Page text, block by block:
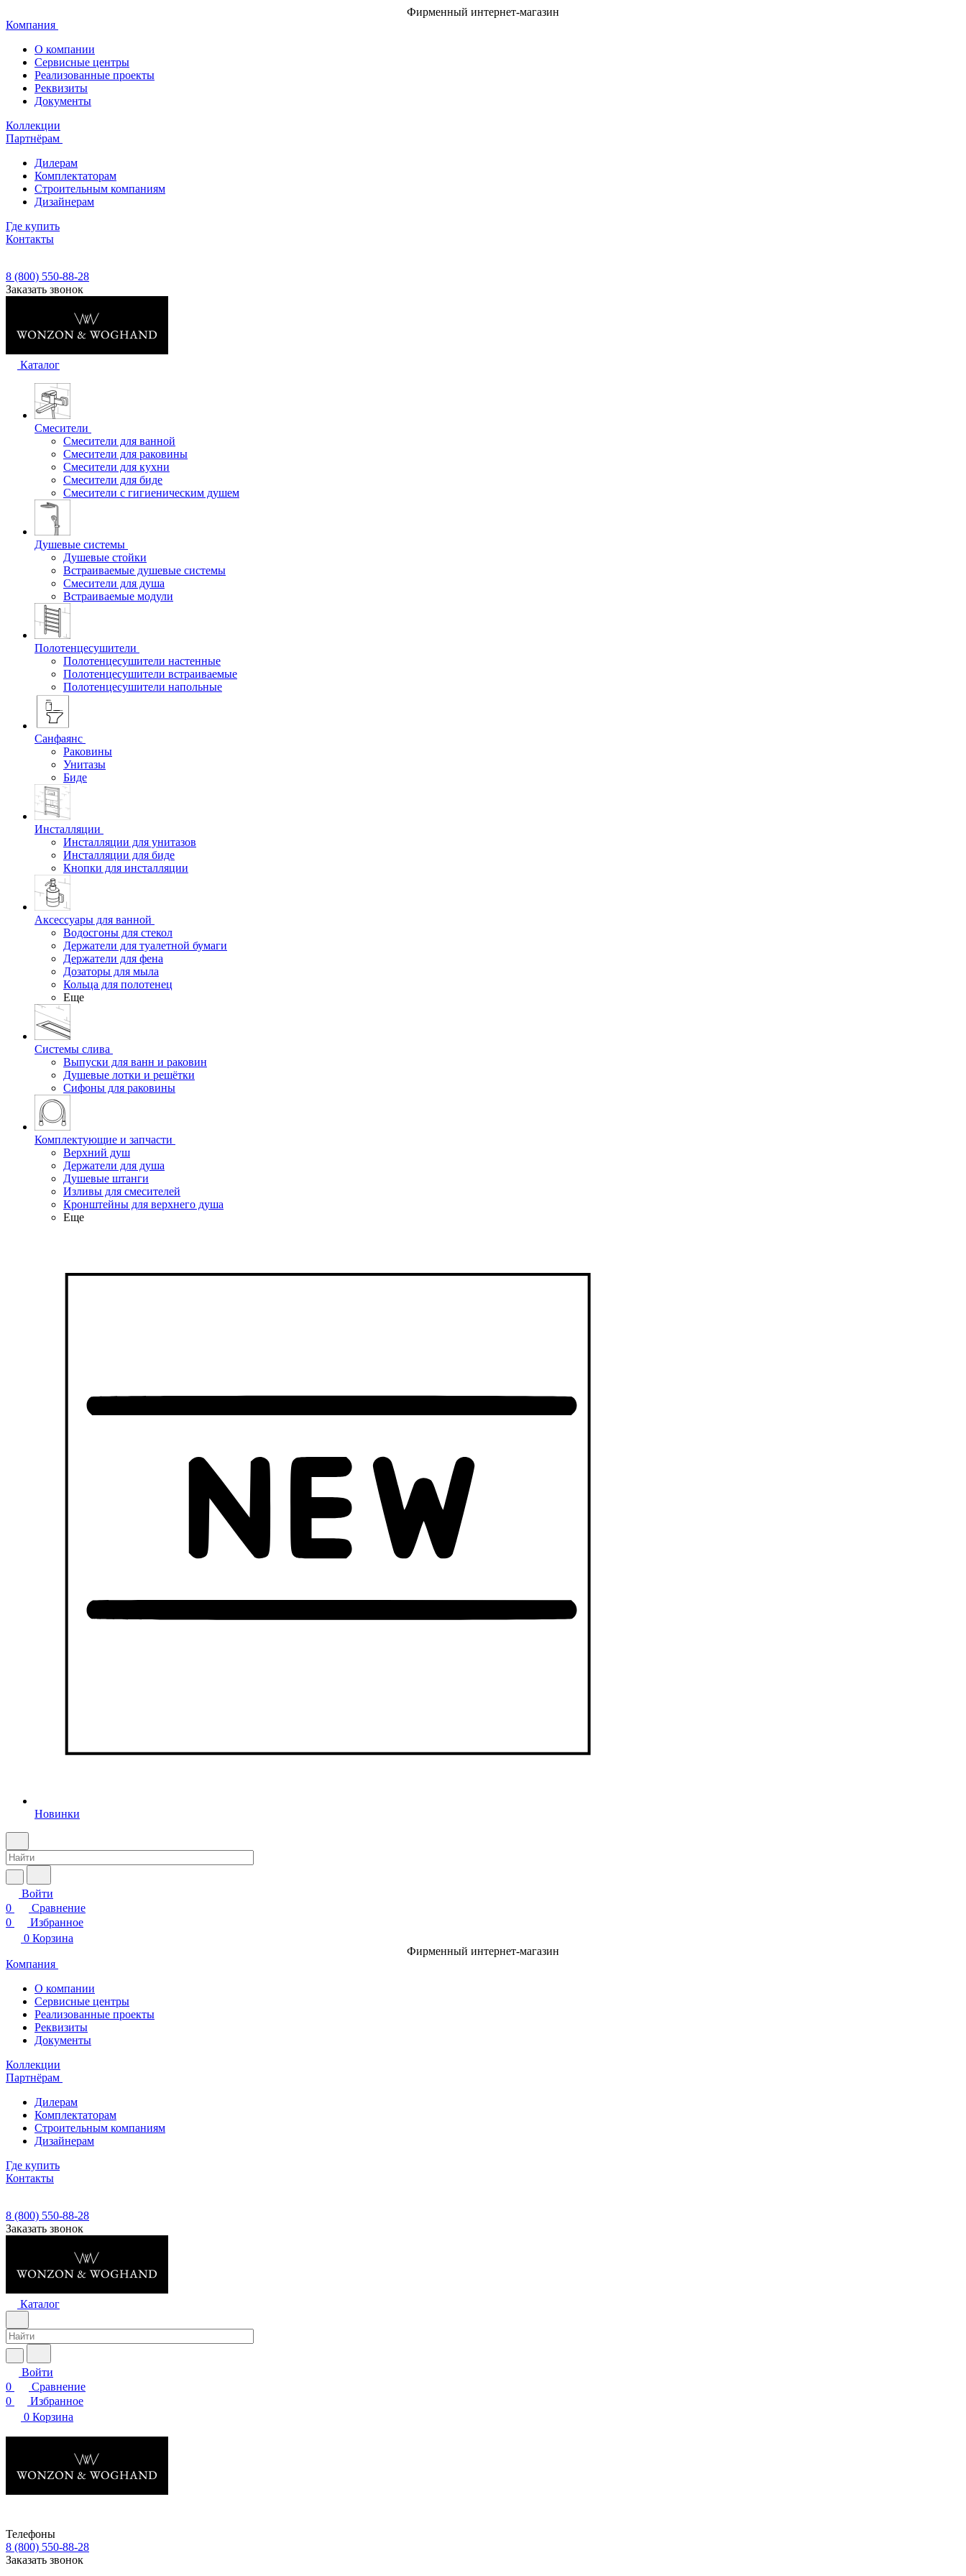
Фирменный интернет-магазин
Компания
О компании
Сервисные центры
Реализованные проекты
Реквизиты
Документы
Коллекции
Партнёрам
Дилерам
Комплектаторам
Строительным компаниям
Дизайнерам
Где купить
Контакты
8 (800) 550-88-28
Заказать звонок
Каталог
Смесители
Смесители для ванной
Смесители для раковины
Смесители для кухни
Смесители для биде
Смесители с гигиеническим душем
Душевые системы
Душевые стойки
Встраиваемые душевые системы
Смесители для душа
Встраиваемые модули
Полотенцесушители
Полотенцесушители настенные
Полотенцесушители встраиваемые
Полотенцесушители напольные
Санфаянс
Раковины
Унитазы
Биде
Инсталляции
Инсталляции для унитазов
Инсталляции для биде
Кнопки для инсталляции
Аксессуары для ванной
Водосгоны для стекол
Держатели для туалетной бумаги
Держатели для фена
Дозаторы для мыла
Кольца для полотенец
Еще
Системы слива
Выпуски для ванн и раковин
Душевые лотки и решётки
Сифоны для раковины
Комплектующие и запчасти
Верхний душ
Держатели для душа
Душевые штанги
Изливы для смесителей
Кронштейны для верхнего душа
Еще
Новинки
Войти
0
Сравнение
0
Избранное
0 Корзина
Фирменный интернет-магазин
Компания
О компании
Сервисные центры
Реализованные проекты
Реквизиты
Документы
Коллекции
Партнёрам
Дилерам
Комплектаторам
Строительным компаниям
Дизайнерам
Где купить
Контакты
8 (800) 550-88-28
Заказать звонок
Каталог
Войти
0
Сравнение
0
Избранное
0 Корзина
Телефоны
8 (800) 550-88-28
Заказать звонок